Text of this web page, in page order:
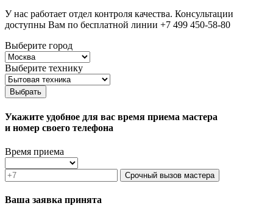
У нас работает отдел контроля качества. Консультации
доступны Вам по бесплатной линии +7 499 450-58-80
Выберите город
Выберите технику
Выбрать
Укажите удобное для вас время приема мастера
и номер своего телефона
Время приема
Срочный вызов мастера
Ваша заявка принята